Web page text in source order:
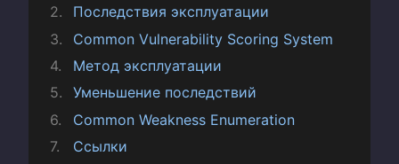
Последствия эксплуатации
Common Vulnerability Scoring System
Метод эксплуатации
Уменьшение последствий
Common Weakness Enumeration
Ссылки